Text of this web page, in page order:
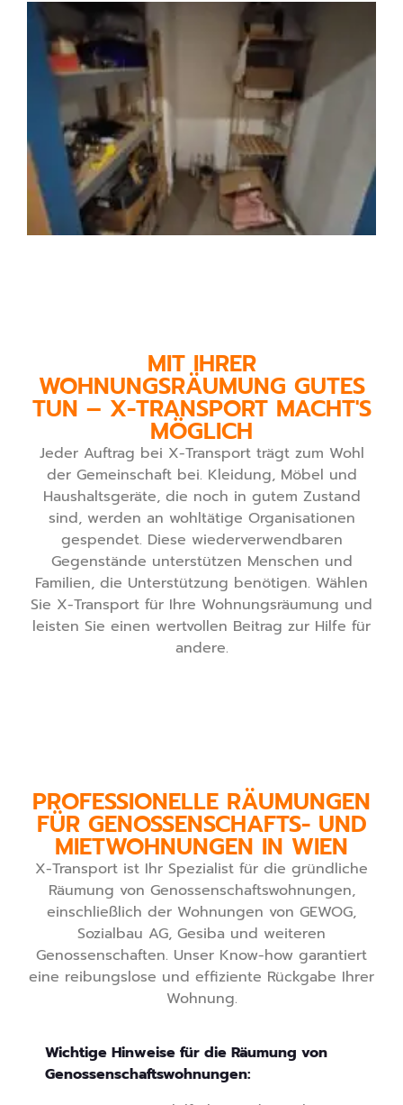
MIT IHRER
WOHNUNGSRÄUMUNG GUTES
TUN – X-TRANSPORT MACHT'S
MÖGLICH
Jeder Auftrag bei X-Transport trägt zum Wohl
der Gemeinschaft bei. Kleidung, Möbel und
Haushaltsgeräte, die noch in gutem Zustand
sind, werden an wohltätige Organisationen
gespendet. Diese wiederverwendbaren
Gegenstände unterstützen Menschen und
Familien, die Unterstützung benötigen. Wählen
Sie X-Transport für Ihre Wohnungsräumung und
leisten Sie einen wertvollen Beitrag zur Hilfe für
andere.
PROFESSIONELLE RÄUMUNGEN
FÜR GENOSSENSCHAFTS- UND
MIETWOHNUNGEN IN WIEN
X-Transport ist Ihr Spezialist für die gründliche
Räumung von Genossenschaftswohnungen,
einschließlich der Wohnungen von GEWOG,
Sozialbau AG, Gesiba und weiteren
Genossenschaften. Unser Know-how garantiert
eine reibungslose und effiziente Rückgabe Ihrer
Wohnung.
Wichtige Hinweise für die Räumung von
Genossenschaftswohnungen: